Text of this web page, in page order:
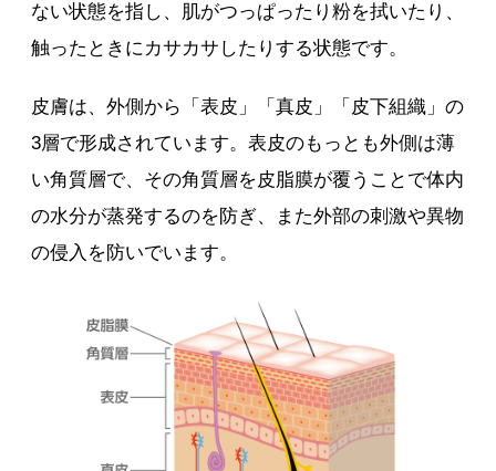
ない状態を指し、肌がつっぱったり粉を拭いたり、
触ったときにカサカサしたりする状態です。
皮膚は、外側から「表皮」「真皮」「皮下組織」の
3層で形成されています。表皮のもっとも外側は薄
い角質層で、その角質層を皮脂膜が覆うことで体内
の水分が蒸発するのを防ぎ、また外部の刺激や異物
の侵入を防いでいます。